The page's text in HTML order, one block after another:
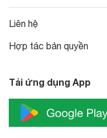
Liên hệ
Hợp tác bản quyền
Tải ứng dụng App